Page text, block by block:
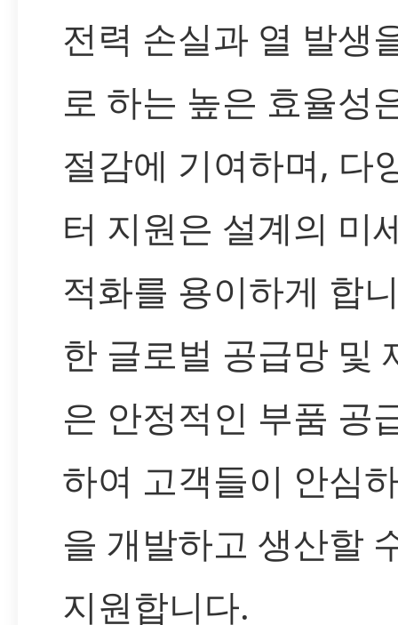
전력 손실과 열 발생
로 하는 높은 효율성
절감에 기여하며, 다
터 지원은 설계의 미
적화를 용이하게 합
한 글로벌 공급망 및
은 안정적인 부품 공
하여 고객들이 안심
을 개발하고 생산할
지원합니다.